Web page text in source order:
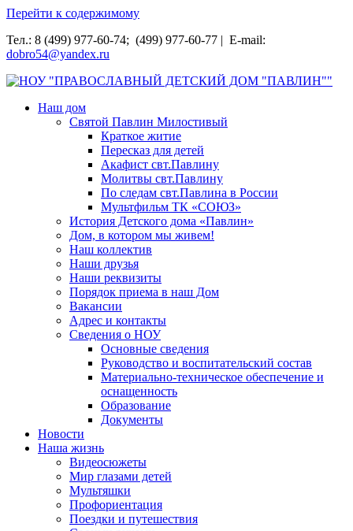
Перейти к содержимому
Тел.: 8 (499) 977-60-74; (499) 977-60-77 | E-mail:
dobro54@yandex.ru
НОУ "ПРАВОСЛАВНЫЙ ДЕТСКИЙ ДОМ "ПАВЛИН""
Наш дом
Святой Павлин Милостивый
Краткое житие
Пересказ для детей
Акафист свт.Павлину
Молитвы свт.Павлину
По следам свт.Павлина в России
Мультфильм ТК «СОЮЗ»
История Детского дома «Павлин»
Дом, в котором мы живем!
Наш коллектив
Наши друзья
Наши реквизиты
Порядок приема в наш Дом
Вакансии
Адрес и контакты
Сведения о НОУ
Основные сведения
Руководство и воспитательский состав
Материально-техническое обеспечение и
оснащенность
Образование
Документы
Новости
Наша жизнь
Видеосюжеты
Мир глазами детей
Мультяшки
Профориентация
Поездки и путешествия